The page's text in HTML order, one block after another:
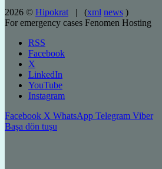
2026 © Hipokrat | (xml news )
For emergency cases Fenomen Hosting
RSS
Facebook
X
LinkedIn
YouTube
Instagram
Facebook X WhatsApp Telegram Viber
Başa dön tuşu